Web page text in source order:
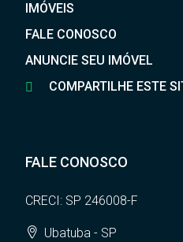
IMÓVEIS
FALE CONOSCO
ANUNCIE SEU IMÓVEL
COMPARTILHE ESTE
FALE CONOSCO
CRECI: SP 246008-F
Ubatuba - SP